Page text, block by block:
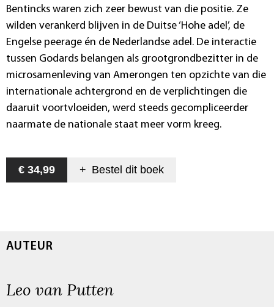
Bentincks waren zich zeer bewust van die positie. Ze
wilden verankerd blijven in de Duitse ‘Hohe adel’, de
Engelse peerage én de Nederlandse adel. De interactie
tussen Godards belangen als grootgrondbezitter in de
microsamenleving van Amerongen ten opzichte van die
internationale achtergrond en de verplichtingen die
daaruit voortvloeiden, werd steeds gecompliceerder
naarmate de nationale staat meer vorm kreeg.
€ 34,99 + Bestel dit boek
AUTEUR
Leo van Putten